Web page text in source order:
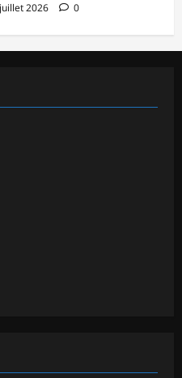
2026 0